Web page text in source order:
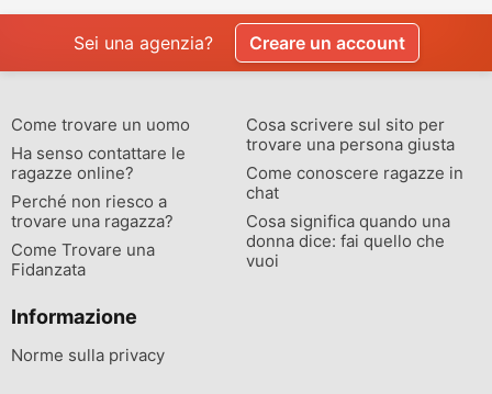
Sei una agenzia? Creare un account
Come trovare un uomo
Ha senso contattare le
ragazze online?
Perché non riesco a
trovare una ragazza?
Come Trovare una
Fidanzata
Cosa scrivere sul sito per
trovare una persona giusta
Come conoscere ragazze in
chat
Cosa significa quando una
donna dice: fai quello che
vuoi
Informazione
Norme sulla privacy